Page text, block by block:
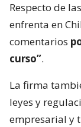
Respecto de
enfrenta en
comentarios
curso”.
La firma
leyes y
empresarial y